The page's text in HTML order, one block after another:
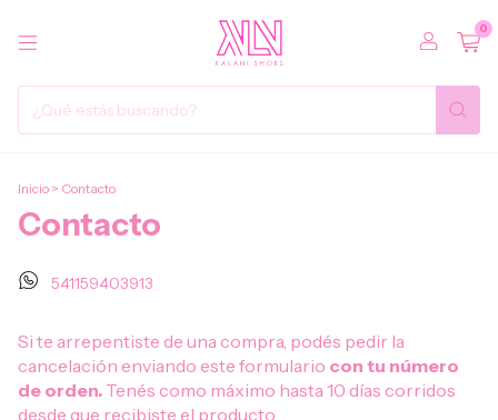
0
Inicio > Contacto
Contacto
541159403913
Si te arrepentiste de una compra, podés pedir la
cancelación enviando este formulario con tu número
de orden. Tenés como máximo hasta 10 días corridos
desde que recibiste el producto.